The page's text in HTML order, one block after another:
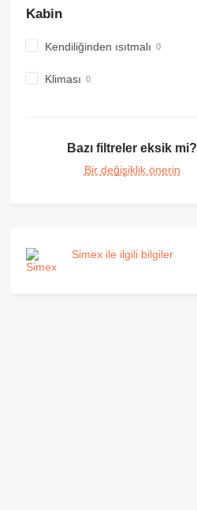
Kabin
Kendiliğinden ısıtmalı
Kliması
Bazı filtreler eksik mi?
Bir değişiklik önerin
Simex ile ilgili bilgiler